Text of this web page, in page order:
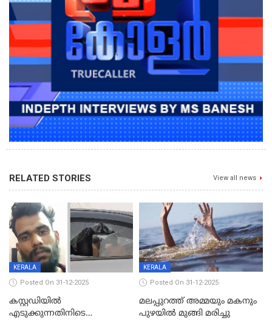
RELATED STORIES View all news
KERALA
Posted On 31-12-2025
കസ്റ്റഡിയിൽ
എടുക്കുന്നതിനിടെ
KERALA
Posted On 31-12-2025
മലപ്പുറത്ത് അമ്മയും മകനും
പുഴയിൽ മുങ്ങി മരിച്ചു